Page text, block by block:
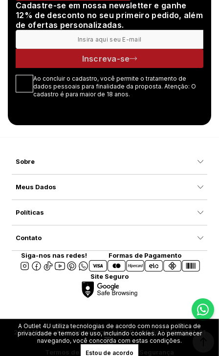
Cadastre-se em nossa newsletter e ganhe
12% de desconto no seu primeiro pedido, além
de ofertas personalizadas.
Inscreva-se
Ao concluir o cadastro, você permite o tratamento de
dados pessoais para finalidade da proposta. Atenção: O
cadastro é para maior de 18 anos.
Sobre
Meus Dados
Políticas
Contato
Siga-nos nas redes! Formas de Pagamento
Site Seguro
2025 Marca. All rights reserved | CNPJ: 08.907.916/0001-31
Termos de UsoPrivacidade e Segurança
A Outlet 4U utiliza tecnologias de acordo com nossa política de
privacidade e termos de uso, incluindo cookies. Ao permanecer
navegando, você concorda com estas condições.
Estou de acordo